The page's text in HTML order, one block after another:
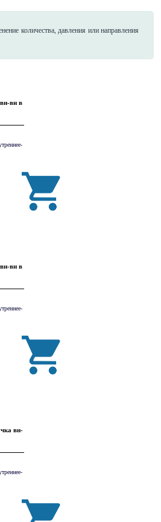
количества, давления или направления
вн в
вн в
вн-